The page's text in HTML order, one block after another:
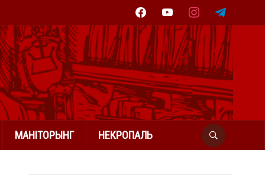
facebookyoutube instagramtelegram
МАНІТОРЫНГ НЕКРОПАЛЬ